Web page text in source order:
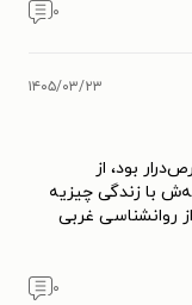
۰
۱۴۰۵/۰۳/۲۳
بود، از
با زندگی چیزیه
روانشناسی غربی
۰